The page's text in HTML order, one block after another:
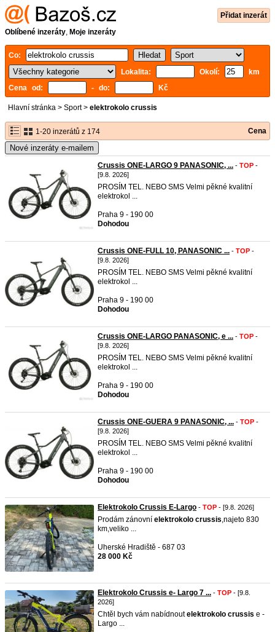
Přidat inzerát
Oblíbené inzeráty, Moje inzeráty
Co:
Lokalita:
Okolí:
km
Cena od:
- do: Kč
Hlavní stránka > Sport> elektrokolo crussis
1-20 inzerátů z 174 Cena
Nové inzeráty e-mailem
Crussis ONE-LARGO 9 PANASONIC, ... - TOP -
[9.8. 2026]
PROSÍM TEL. NEBO SMS Velmi pěkné kvalitní
elektrokol ...
Praha 9 - 190 00
Dohodou
Crussis ONE-FULL 10, PANASONIC ... - TOP -
[9.8. 2026]
PROSÍM TEL. NEBO SMS Velmi pěkné kvalitní
elektrokol ...
Praha 9 - 190 00
Dohodou
Crussis ONE-LARGO PANASONIC, e ... - TOP -
[9.8. 2026]
PROSÍM TEL. NEBO SMS Velmi pěkné kvalitní
elektrokol ...
Praha 9 - 190 00
Dohodou
Crussis ONE-GUERA 9 PANASONIC, ... - TOP -
[9.8. 2026]
PROSÍM TEL. NEBO SMS Velmi pěkné kvalitní
elektrokol ...
Praha 9 - 190 00
Dohodou
Elektrokolo Crussis E-Largo - TOP - [9.8. 2026]
Prodám zánovní elektrokolo crussis,najeto 830
km,veliko ...
Uherské Hradiště - 687 03
28 000 Kč
Elektrokolo Crussis e- Largo 7 ... - TOP - [9.8.
2026]
Chtěl bych vám nabídnoutelektrokolo crussis e -
Largo ...